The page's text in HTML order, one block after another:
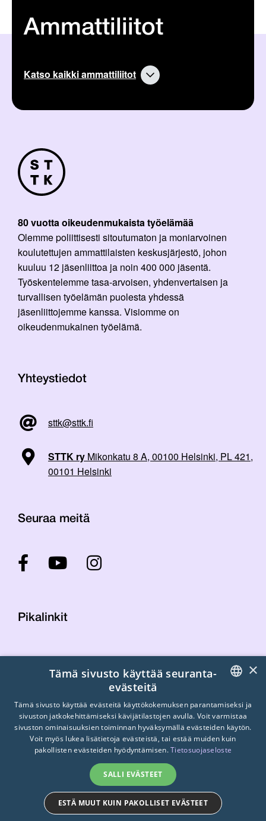
Ammattiliitot
Katso kaikki ammattiliitot
80 vuotta oikeudenmukaista työelämää
Olemme poliittisesti sitoutumaton ja moniarvoinen
koulutettujen ammattilaisten keskusjärjestö, johon
kuuluu 12 jäsenliittoa ja noin 400 000 jäsentä.
Työskentelemme tasa-arvoisen, yhdenvertaisen ja
turvallisen työelämän puolesta yhdessä
jäsenliittojemme kanssa. Visiomme on
oikeudenmukainen työelämä.
Yhteystiedot
sttk@sttk.fi
STTK ry Mikonkatu 8 A, 00100 Helsinki, PL 421,
00101 Helsinki
Seuraa meitä
Pikalinkit
Laskutustiedot
Tietosuojaseloste
Turvallisemman tilan periaatteet
© 2026 STTK. Made with ❤ byAvoin.Systems
FINNISH
SWEDISH
×
Tämä sivusto käyttää seuranta-
evästeitä
Tämä sivusto käyttää evästeitä käyttökokemuksen parantamiseksi ja
sivuston jatkokehittämiseksi kävijätilastojen avulla. Voit varmistaa
sivuston ominaisuuksien toiminnan hyväksymällä evästeiden käytön.
Voit myös lukea lisätietoja evästeistä, tai estää muiden kuin
pakollisten evästeiden hyödyntämisen.Tietosuojaseloste
SALLI EVÄSTEET
ESTÄ MUUT KUIN PAKOLLISET EVÄSTEET